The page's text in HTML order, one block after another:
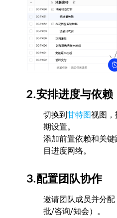
2.安排进度与依赖
切换到 甘特图视图，
期设置。
添加前置依赖和关
目进度网络。
3.配置团队协作
邀请团队成员并分
批/咨询/知会）。